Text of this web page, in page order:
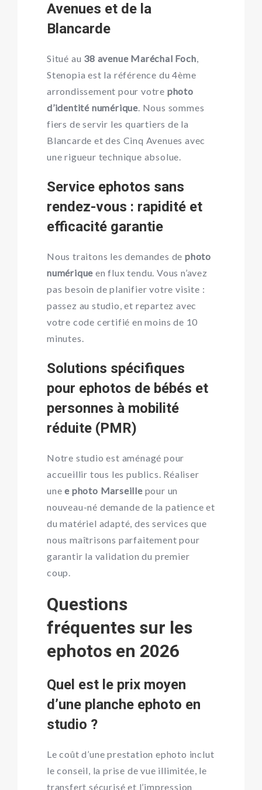
Avenues et de la
Blancarde
Situé au 38 avenue Maréchal Foch,
Stenopia est la référence du 4ème
arrondissement pour votre photo
d’identité numérique. Nous sommes
fiers de servir les quartiers de la
Blancarde et des Cinq Avenues avec
une rigueur technique absolue.
Service ephotos sans
rendez-vous : rapidité et
efficacité garantie
Nous traitons les demandes de photo
numérique en flux tendu. Vous n’avez
pas besoin de planifier votre visite :
passez au studio, et repartez avec
votre code certifié en moins de 10
minutes.
Solutions spécifiques
pour ephotos de bébés et
personnes à mobilité
réduite (PMR)
Notre studio est aménagé pour
accueillir tous les publics. Réaliser
unee photo Marseillepour un
nouveau-né demande de la patience et
du matériel adapté, des services que
nous maîtrisons parfaitement pour
garantir la validation du premier
coup.
Questions
fréquentes sur les
ephotos en 2026
Quel est le prix moyen
d’une planche ephoto en
studio ?
Le coût d’une prestation ephoto inclut
le conseil, la prise de vue illimitée, le
transfert sécurisé et l’impression